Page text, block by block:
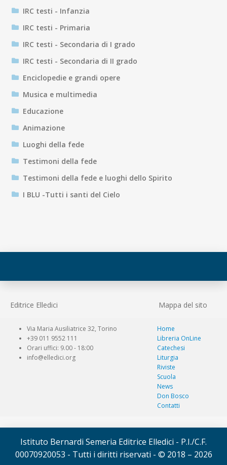
IRC testi - Infanzia
IRC testi - Primaria
IRC testi - Secondaria di I grado
IRC testi - Secondaria di II grado
Enciclopedie e grandi opere
Musica e multimedia
Educazione
Animazione
Luoghi della fede
Testimoni della fede
Testimoni della fede e luoghi dello Spirito
I BLU -Tutti i santi del Cielo
Editrice Elledici Mappa del sito
Via Maria Ausiliatrice 32, Torino
+39 011 9552 111
Orari uffici: 9.00 - 18:00
info@elledici.org
Home
Libreria OnLine
Catechesi
Liturgia
Riviste
Scuola
News
Don Bosco
Contatti
Istituto Bernardi Semeria Editrice Elledici - P.I./C.F.
00070920053 - Tutti i diritti riservati - © 2018 – 2026